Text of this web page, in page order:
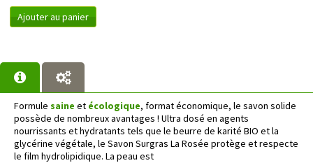
Ajouter au panier
Formule saine et écologique, format économique, le savon solide
possède de nombreux avantages ! Ultra dosé en agents
nourrissants et hydratants tels que le beurre de karité BIO et la
glycérine végétale, le Savon Surgras La Rosée protège et respecte
le film hydrolipidique. La peau est